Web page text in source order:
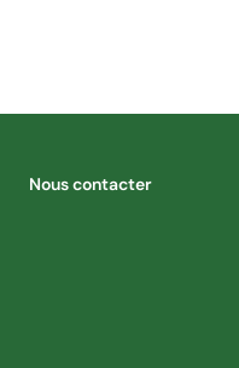
Nous contacter